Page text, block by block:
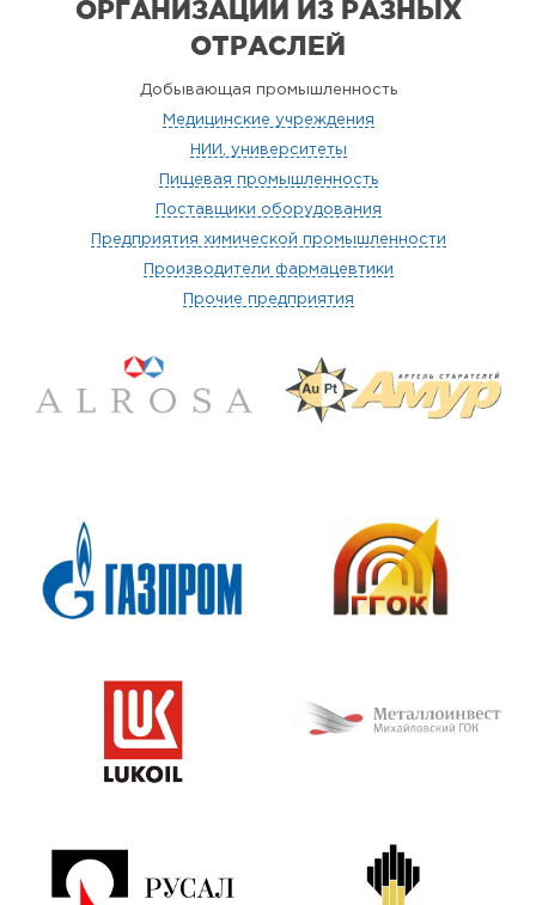
ОРГАНИЗАЦИИ
ИЗ РАЗНЫХ
ОТРАСЛЕЙ
Добывающая промышленность
Медицинские учреждения
НИИ, университеты
Пищевая промышленность
Поставщики оборудования
Предприятия химической промышленности
Производители фармацевтики
Прочие предприятия